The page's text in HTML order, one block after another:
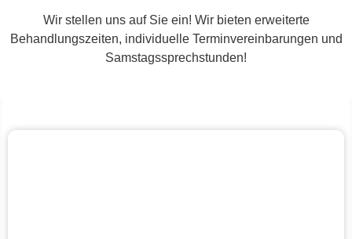
Wir stellen uns auf Sie ein! Wir bieten erweiterte
Behandlungszeiten, individuelle Terminvereinbarungen und
Samstagssprechstunden!